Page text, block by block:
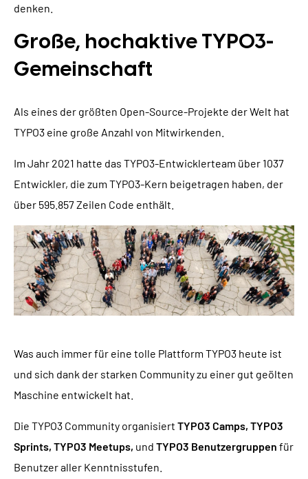
denken.
Große, hochaktive TYPO3-
Gemeinschaft
Als eines der größten Open-Source-Projekte der Welt hat
TYPO3 eine große Anzahl von Mitwirkenden.
Im Jahr 2021 hatte das TYPO3-Entwicklerteam über 1037
Entwickler, die zum TYPO3-Kern beigetragen haben, der
über 595.857 Zeilen Code enthält.
Was auch immer für eine tolle Plattform TYPO3 heute ist
und sich dank der starken Community zu einer gut geölten
Maschine entwickelt hat.
Die TYPO3 Community organisiert TYPO3 Camps, TYPO3
Sprints, TYPO3 Meetups, und TYPO3 Benutzergruppen für
Benutzer aller Kenntnisstufen.